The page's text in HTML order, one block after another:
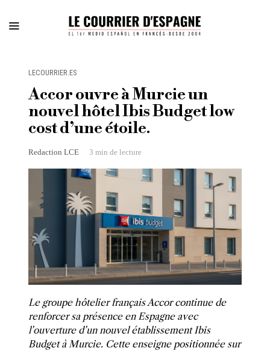
LECOURRIER.ES
Accor ouvre à Murcie un
nouvel hôtel Ibis Budget low
cost d’une étoile.
Redaction LCE 3 min de lecture
Le groupe hôtelier français Accor continue de
renforcer sa présence en Espagne avec
l’ouverture d’un nouvel établissement Ibis
Budget à Murcie. Cette enseigne positionnée sur